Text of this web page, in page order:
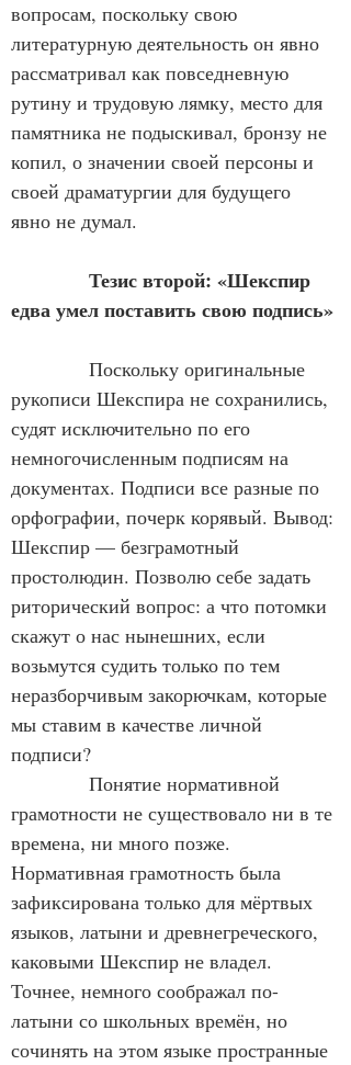
вопросам, поскольку свою
литературную деятельность он явно
рассматривал как повседневную
рутину и трудовую лямку, место для
памятника не подыскивал, бронзу не
копил, о значении своей персоны и
своей драматургии для будущего
явно не думал.
Тезис второй: «Шекспир
едва умел поставить свою подпись»
Поскольку оригинальные
рукописи Шекспира не сохранились,
судят исключительно по его
немногочисленным подписям на
документах. Подписи все разные по
орфографии, почерк корявый. Вывод:
Шекспир — безграмотный
простолюдин. Позволю себе задать
риторический вопрос: а что потомки
скажут о нас нынешних, если
возьмутся судить только по тем
неразборчивым закорючкам, которые
мы ставим в качестве личной
подписи?
Понятие нормативной
грамотности не существовало ни в те
времена, ни много позже.
Нормативная грамотность была
зафиксирована только для мёртвых
языков, латыни и древнегреческого,
каковыми Шекспир не владел.
Точнее, немного соображал по-
латыни со школьных времён, но
сочинять на этом языке пространные